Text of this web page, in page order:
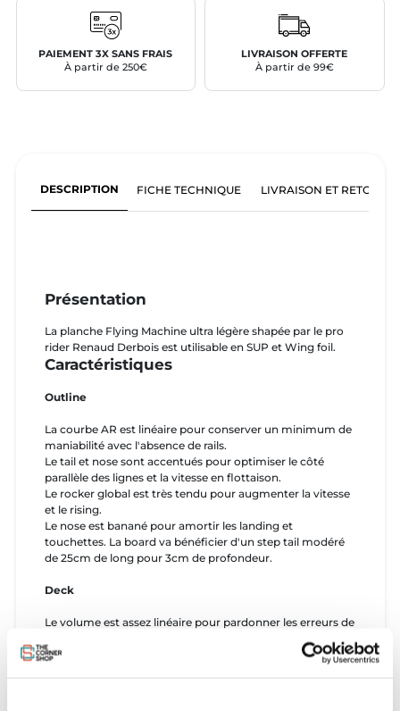
PAIEMENT 3X SANS FRAIS
À partir de 250€
LIVRAISON OFFERTE
À partir de 99€
DESCRIPTION FICHE TECHNIQUE LIVRAISON ET RETOURS
Présentation
La planche Flying Machine ultra légère shapée par le pro
rider Renaud Derbois est utilisable en SUP et Wing foil.
Caractéristiques
Outline
La courbe AR est linéaire pour conserver un minimum de
maniabilité avec l'absence de rails.
Le tail et nose sont accentués pour optimiser le côté
parallèle des lignes et la vitesse en flottaison.
Le rocker global est très tendu pour augmenter la vitesse
et le rising.
Le nose est banané pour amortir les landing et
touchettes. La board va bénéficier d'un step tail modéré
de 25cm de long pour 3cm de profondeur.
Deck
Le volume est assez linéaire pour pardonner les erreurs de
flottaison.